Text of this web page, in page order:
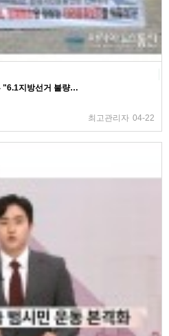
"6.1지방선거 불량…
최고관리자 04-22